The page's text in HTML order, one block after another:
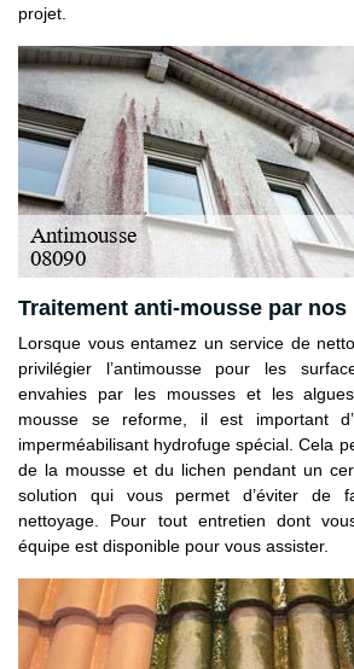
projet.
Traitement anti-mousse par
Lorsque vous entamez un service de
privilégier l’antimousse pour les
envahies par les mousses et les
mousse se reforme, il est important
imperméabilisant hydrofuge spécial. Cela
de la mousse et du lichen pendant un
solution qui vous permet d’éviter de
nettoyage. Pour tout entretien dont
équipe est disponible pour vous assister.